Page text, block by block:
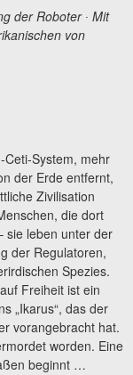
der Roboter ∙ Mit
von
Ceti-System, mehr
der Erde entfernt,
Zivilisation
die dort
sie leben unter der
der Regulatoren,
Spezies.
Freiheit ist ein
„Ikarus“, das der
vorangebracht hat.
worden. Eine
beginnt …